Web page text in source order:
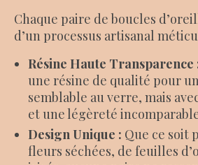
Chaque paire de boucles
d’un processus artisanal
Résine Haute Transparence
une résine de qualité pour
semblable au verre, mais
et une légèreté
Design Unique : Que ce soit
fleurs séchées, de feuilles